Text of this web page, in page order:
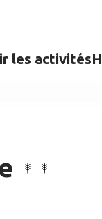
les activités